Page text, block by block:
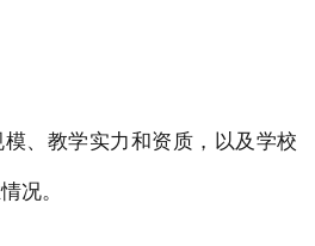
、教学实力和资质，以及学校
况。